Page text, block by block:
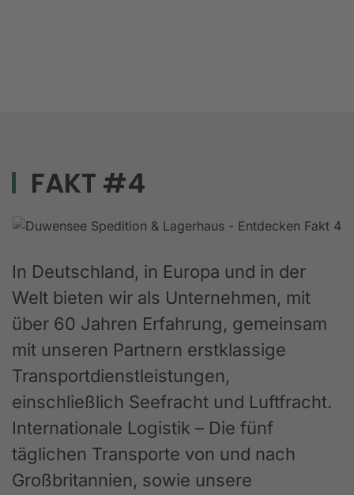
FAKT #4
In Deutschland, in Europa und in der
Welt bieten wir als Unternehmen, mit
über 60 Jahren Erfahrung, gemeinsam
mit unseren Partnern erstklassige
Transportdienstleistungen,
einschließlich Seefracht und Luftfracht.
Internationale Logistik – Die fünf
täglichen Transporte von und nach
Großbritannien, sowie unsere